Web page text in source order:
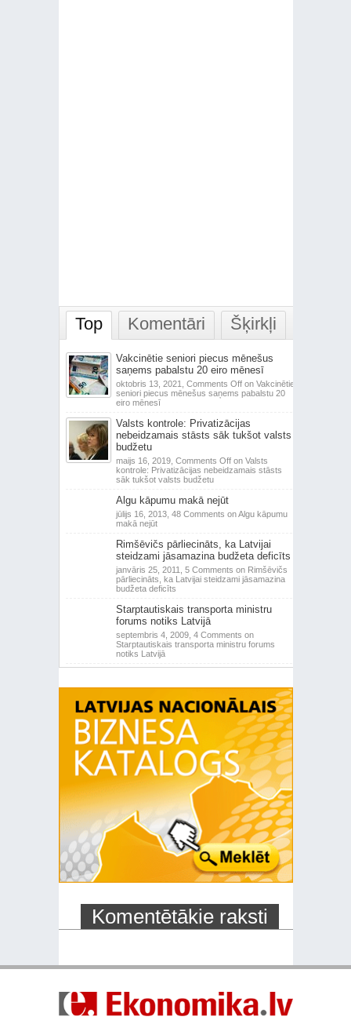
Top Komentāri Šķirkļi
Vakcinētie seniori piecus mēnešus
saņems pabalstu 20 eiro mēnesī
oktobris 13, 2021, Comments Offon Vakcinētie
seniori piecus mēnešus saņems pabalstu 20
eiro mēnesī
Valsts kontrole: Privatizācijas
nebeidzamais stāsts sāk tukšot valsts
budžetu
maijs 16, 2019, Comments Offon Valsts
kontrole: Privatizācijas nebeidzamais stāsts
sāk tukšot valsts budžetu
Algu kāpumu makā nejūt
jūlijs 16, 2013, 48 Comments on Algu kāpumu
makā nejūt
Rimšēvičs pārliecināts, ka Latvijai
steidzami jāsamazina budžeta deficīts
janvāris 25, 2011, 5 Comments on Rimšēvičs
pārliecināts, ka Latvijai steidzami jāsamazina
budžeta deficīts
Starptautiskais transporta ministru
forums notiks Latvijā
septembris 4, 2009, 4 Comments on
Starptautiskais transporta ministru forums
notiks Latvijā
Komentētākie raksti